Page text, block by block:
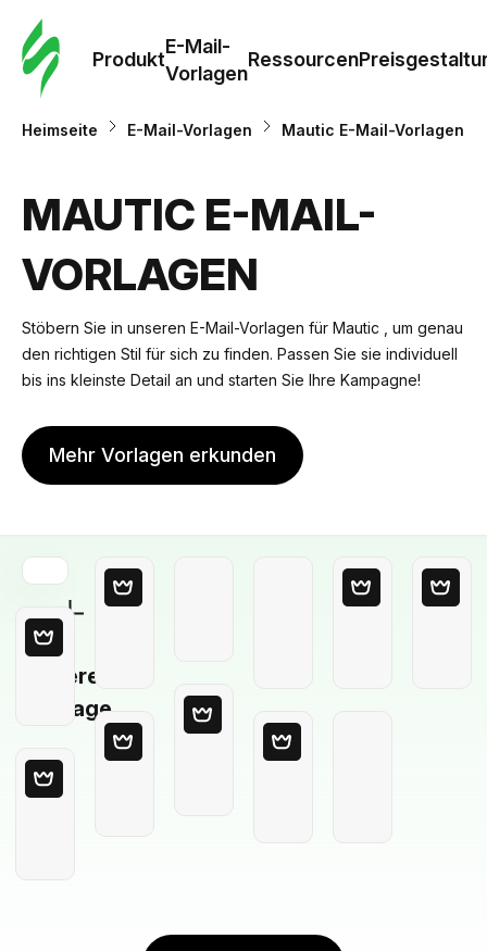
Produkt
E-Mail-
Vorlagen
Ressourcen
Heimseite E-Mail-Vorlagen Mautic E-Mail-Vorlagen
MAUTIC E-MAIL-
VORLAGEN
Stöbern Sie in unseren E-Mail-Vorlagen für Mautic , um genau
den richtigen Stil für sich zu finden. Passen Sie sie individuell
bis ins kleinste Detail an und starten Sie Ihre Kampagne!
Mehr Vorlagen erkunden
Leere
Vorlage